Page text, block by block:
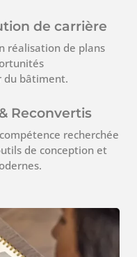
de carrière
réalisation de plans
du bâtiment.
Reconvertis
recherchée
de conception et